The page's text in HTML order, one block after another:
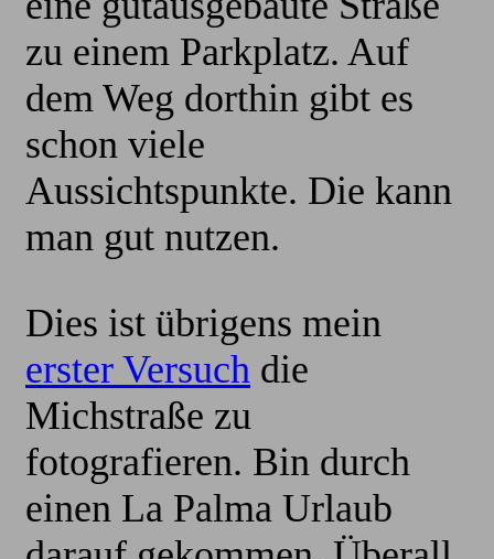
zu einem Parkplatz. Auf
dem Weg dorthin gibt es
schon viele
Aussichtspunkte. Die kann
man gut nutzen.
Dies ist übrigens mein
erster Versuch die
Michstraße zu
fotografieren. Bin durch
einen La Palma Urlaub